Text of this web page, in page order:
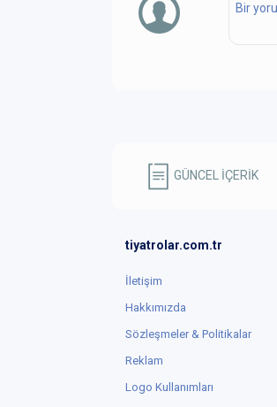
GÜNCEL İÇERİK
tiyatrolar.com.tr
İletişim
Hakkımızda
Sözleşmeler & Politikalar
Reklam
Logo Kullanımları